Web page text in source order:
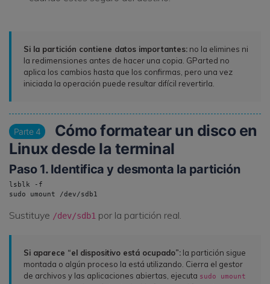
Si la partición contiene datos importantes: no la elimines ni
la redimensiones antes de hacer una copia. GParted no
aplica los cambios hasta que los confirmas, pero una vez
iniciada la operación puede resultar difícil revertirla.
Parte 4
Cómo formatear un disco en
Linux desde la terminal
Paso 1. Identifica y desmonta la partición
lsblk -f
sudo umount /dev/sdb1
Sustituye /dev/sdb1 por la partición real.
Si aparece “el dispositivo está ocupado”: la partición sigue
montada o algún proceso la está utilizando. Cierra el gestor
de archivos y las aplicaciones abiertas, ejecuta sudo umount